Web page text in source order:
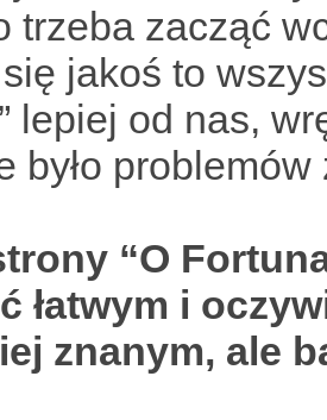
trzeba zacząć
się jakoś to
lepiej od nas,
było
“O
łatwym i
znanym, ale